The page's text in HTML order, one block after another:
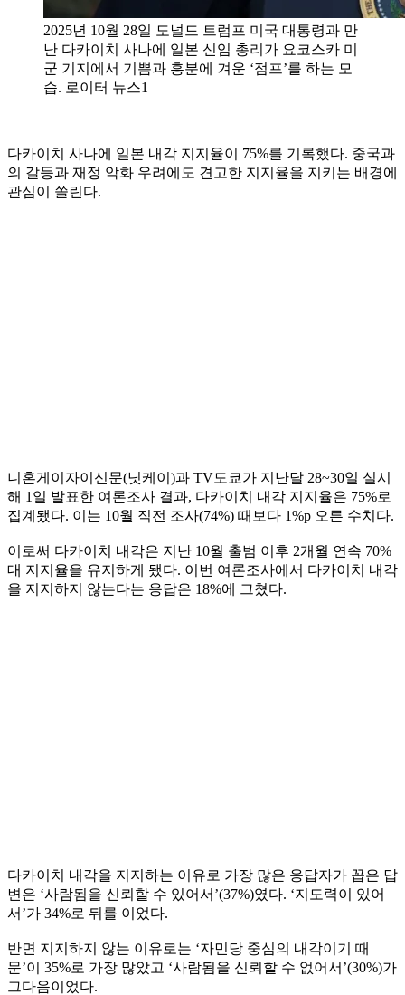
2025년 10월 28일 도널드 트럼프 미국 대통령과 만
난 다카이치 사나에 일본 신임 총리가 요코스카 미
군 기지에서 기쁨과 흥분에 겨운 ‘점프’를 하는 모
습. 로이터 뉴스1
다카이치 사나에 일본 내각 지지율이 75%를 기록했다. 중국과
의 갈등과 재정 악화 우려에도 견고한 지지율을 지키는 배경에
관심이 쏠린다.
니혼게이자이신문(닛케이)과 TV도쿄가 지난달 28~30일 실시
해 1일 발표한 여론조사 결과, 다카이치 내각 지지율은 75%로
집계됐다. 이는 10월 직전 조사(74%) 때보다 1%p 오른 수치다.
이로써 다카이치 내각은 지난 10월 출범 이후 2개월 연속 70%
대 지지율을 유지하게 됐다. 이번 여론조사에서 다카이치 내각
을 지지하지 않는다는 응답은 18%에 그쳤다.
다카이치 내각을 지지하는 이유로 가장 많은 응답자가 꼽은 답
변은 ‘사람됨을 신뢰할 수 있어서’(37%)였다. ‘지도력이 있어
서’가 34%로 뒤를 이었다.
반면 지지하지 않는 이유로는 ‘자민당 중심의 내각이기 때
문’이 35%로 가장 많았고 ‘사람됨을 신뢰할 수 없어서’(30%)가
그다음이었다.